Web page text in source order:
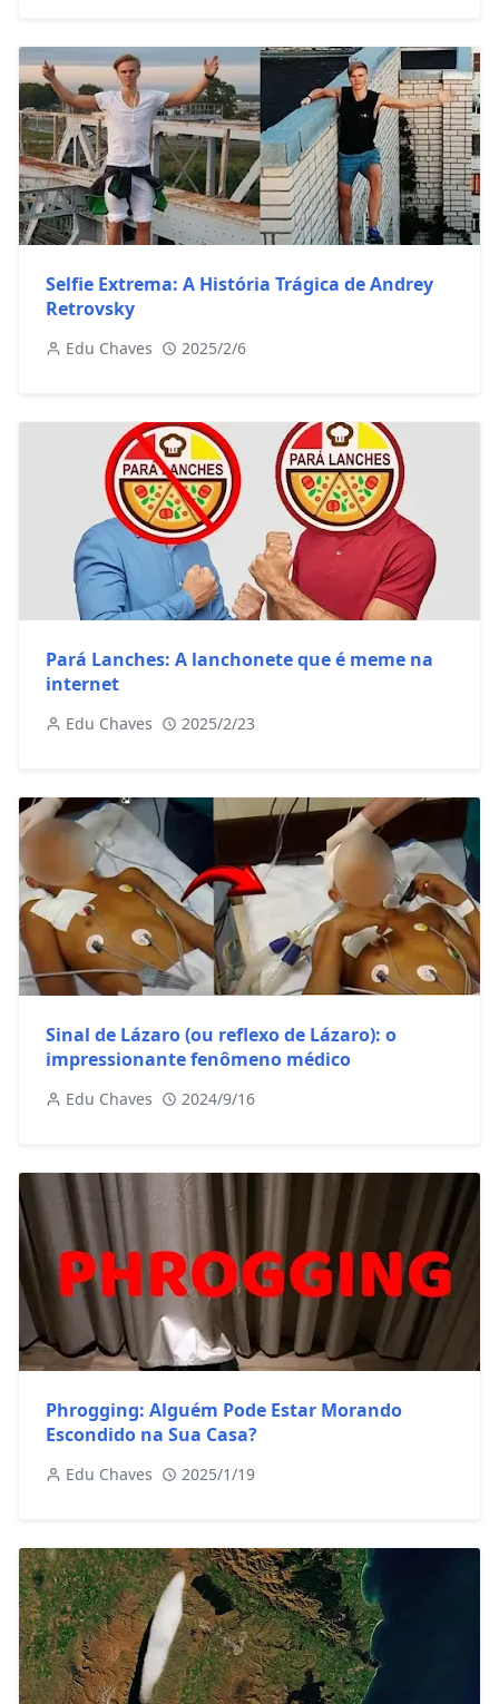
Selfie Extrema: A História Trágica de Andrey
Retrovsky
Edu Chaves 2025/2/6
Pará Lanches: A lanchonete que é meme na
internet
Edu Chaves 2025/2/23
Sinal de Lázaro (ou reflexo de Lázaro): o
impressionante fenômeno médico
Edu Chaves 2024/9/16
Phrogging: Alguém Pode Estar Morando
Escondido na Sua Casa?
Edu Chaves 2025/1/19